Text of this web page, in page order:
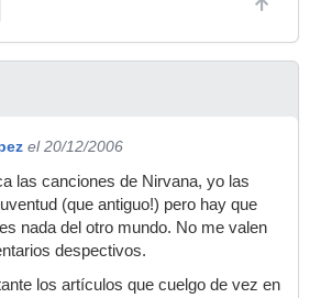
el 20/12/2006
las canciones de Nirvana, yo las
(que antiguo!) pero hay que
nada del otro mundo. No me valen
despectivos.
los artículos que cuelgo de vez en